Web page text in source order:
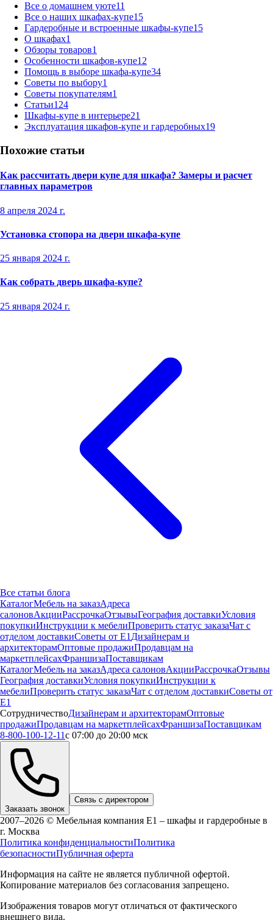
Все о домашнем уюте11
Все о наших шкафах-купе15
Гардеробные и встроенные шкафы-купе15
О шкафах1
Обзоры товаров1
Особенности шкафов-купе12
Помощь в выборе шкафа-купе34
Советы по выбору1
Советы покупателям1
Статьи124
Шкафы-купе в интерьере21
Эксплуатация шкафов-купе и гардеробных19
Похожие статьи
Как рассчитать двери купе для шкафа? Замеры и расчет
главных параметров
8 апреля 2024 г.
Установка стопора на двери шкафа-купе
25 января 2024 г.
Как собрать дверь шкафа-купе?
25 января 2024 г.
Все статьи блога
КаталогМебель на заказАдреса
салоновАкцииРассрочкаОтзывыГеография доставкиУсловия
покупкиИнструкции к мебелиПроверить статус заказаЧат с
отделом доставкиСоветы от Е1 Дизайнерам и
архитекторамОптовые продажиПродавцам на
маркетплейсахФраншизаПоставщикам
КаталогМебель на заказАдреса салоновАкцииРассрочкаОтзывы
География доставкиУсловия покупкиИнструкции к
мебелиПроверить статус заказаЧат с отделом доставкиСоветы от
Е1
СотрудничествоДизайнерам и архитекторамОптовые
продажиПродавцам на маркетплейсахФраншизаПоставщикам
8-800-100-12-11с 07:00 до 20:00 мск
Заказать звонок
Связь с директором
2007–2026 © Мебельная компания Е1 – шкафы и гардеробные в
г. Москва
Политика конфиденциальностиПолитика
безопасностиПубличная оферта
Информация на сайте не является публичной офертой.
Копирование материалов без согласования запрещено.
Изображения товаров могут отличаться от фактического
внешнего вида.